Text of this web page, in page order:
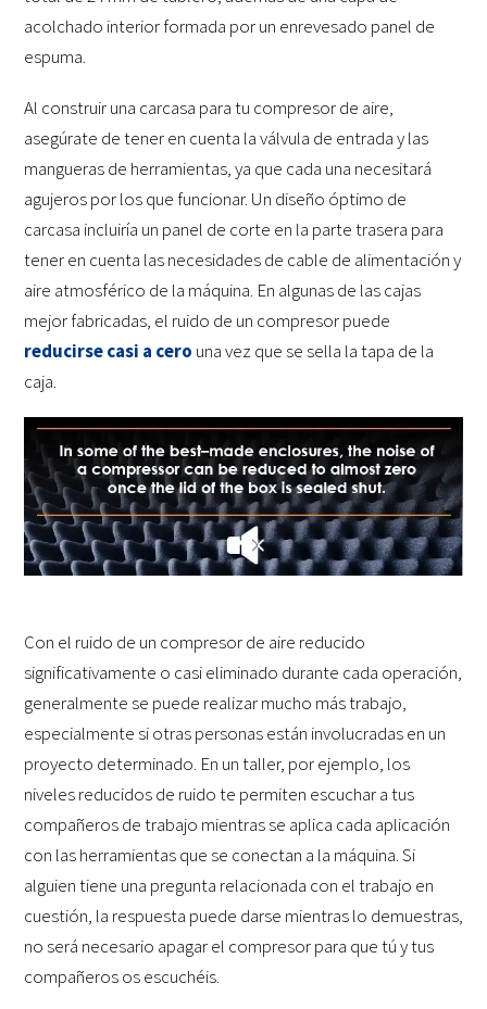
acolchado interior formada por un enrevesado panel de
espuma.
Al construir una carcasa para tu compresor de aire,
asegúrate de tener en cuenta la válvula de entrada y las
mangueras de herramientas, ya que cada una necesitará
agujeros por los que funcionar. Un diseño óptimo de
carcasa incluiría un panel de corte en la parte trasera para
tener en cuenta las necesidades de cable de alimentación y
aire atmosférico de la máquina. En algunas de las cajas
mejor fabricadas, el ruido de un compresor puede
reducirse casi a cero una vez que se sella la tapa de la
caja.
Con el ruido de un compresor de aire reducido
significativamente o casi eliminado durante cada operación,
generalmente se puede realizar mucho más trabajo,
especialmente si otras personas están involucradas en un
proyecto determinado. En un taller, por ejemplo, los
niveles reducidos de ruido te permiten escuchar a tus
compañeros de trabajo mientras se aplica cada aplicación
con las herramientas que se conectan a la máquina. Si
alguien tiene una pregunta relacionada con el trabajo en
cuestión, la respuesta puede darse mientras lo demuestras,
no será necesario apagar el compresor para que tú y tus
compañeros os escuchéis.